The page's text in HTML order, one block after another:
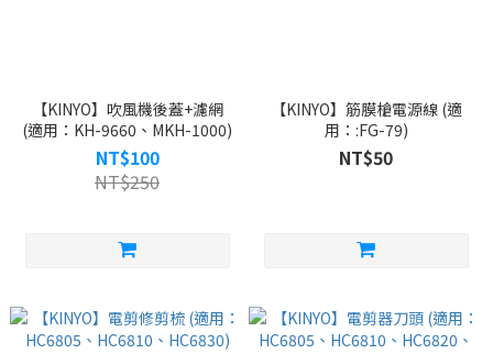
【KINYO】吹風機後蓋+濾網
(適用：KH-9660、MKH-1000)
NT$100
NT$250
【KINYO】筋膜槍電源線 (適
用：:FG-79)
NT$50